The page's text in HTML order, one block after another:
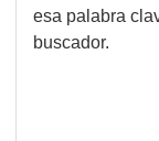
esa palabra
buscador.